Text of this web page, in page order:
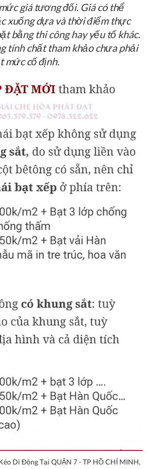
giá tương đối. Giá có thể
xuống dựa và thời điểm thực
bằng thi công hay yếu tố khác.
tính chất tham khảo chưa phải
mức cố định.
Di Động Tại QUẬN 7 - TP HỒ CHÍ MINH,